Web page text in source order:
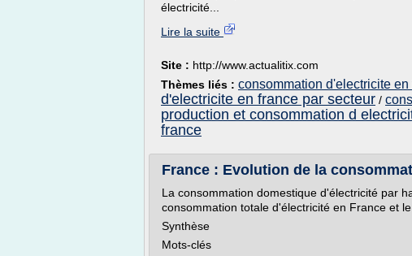
électricité...
Lire la suite
Site : http://www.actualitix.com
Thèmes liés : consommation d'electricite en
d'electricite en france par secteur /
production et consommation d
france
France : Evolution de la
La consommation domestique d'électricité par
consommation totale d'électricité en France et
Synthèse
Mots-clés